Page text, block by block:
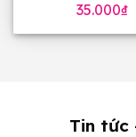
35.000₫
Tin tức